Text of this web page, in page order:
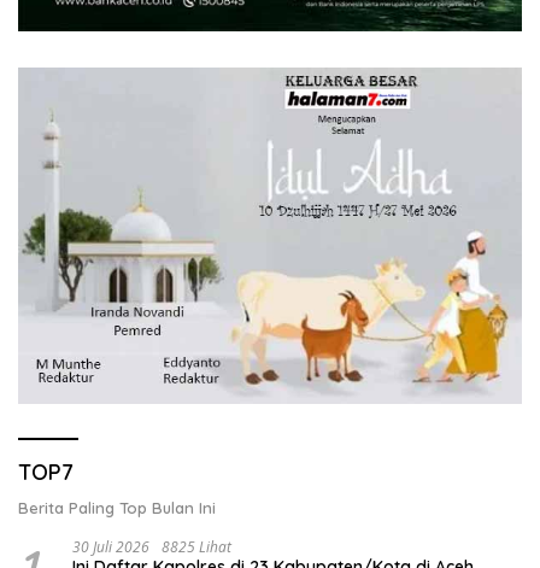
TOP7
Berita Paling Top Bulan Ini
30 Juli 2026 8825 Lihat